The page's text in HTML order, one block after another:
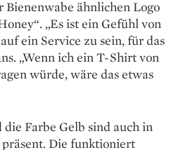
Bienenwabe ähnlichen Logo
„Es ist ein Gefühl von
ein Service zu sein, für das
„Wenn ich ein T-Shirt von
würde, wäre das etwas
­Farbe Gelb sind auch in
Die funktioniert